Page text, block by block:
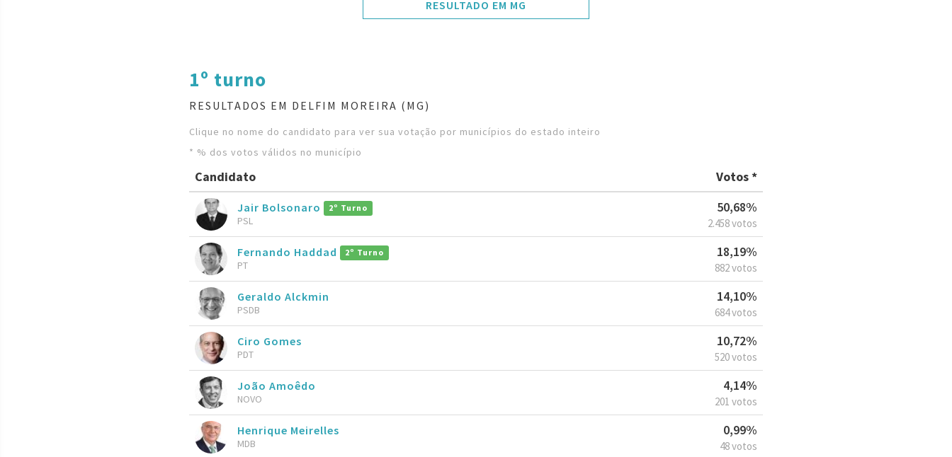
RESULTADO EM MG
1º turno
RESULTADOS EM DELFIM MOREIRA (MG)
Clique no nome do candidato para ver sua votação por municípios do estado inteiro
* % dos votos válidos no município
Candidato Votos *
Jair Bolsonaro 2º Turno
PSL
50,68%
2.458 votos
Fernando Haddad 2º Turno
PT
18,19%
882 votos
Geraldo Alckmin
PSDB
14,10%
684 votos
Ciro Gomes
PDT
10,72%
520 votos
João Amoêdo
NOVO
4,14%
201 votos
Henrique Meirelles
MDB
0,99%
48 votos